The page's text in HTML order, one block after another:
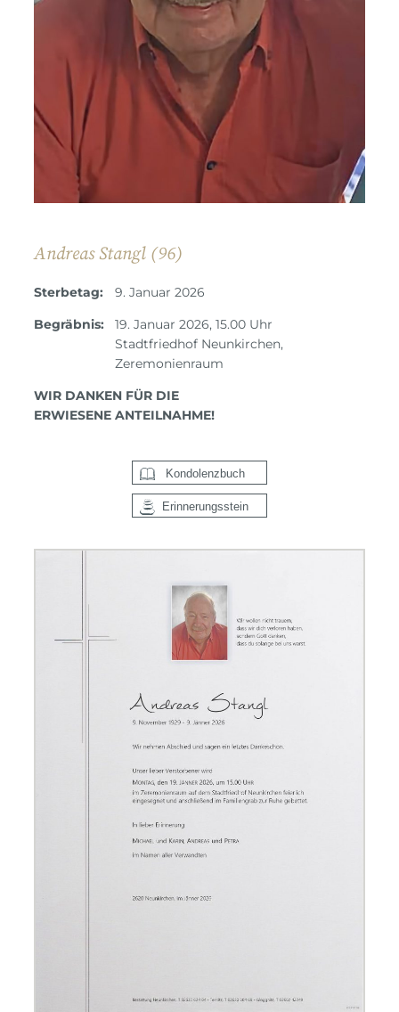
Andreas Stangl (96)
Sterbetag:
9. Januar 2026
Begräbnis:
19. Januar 2026, 15.00 Uhr
Stadtfriedhof Neunkirchen,
Zeremonienraum
WIR DANKEN FÜR DIE
ERWIESENE ANTEILNAHME!
Kondolenzbuch
Erinnerungsstein